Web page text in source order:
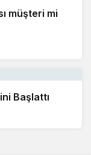
müşteri mi
Başlattı ￼